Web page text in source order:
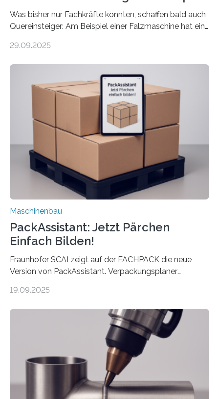
Was bisher nur Fachkräfte konnten, schaffen bald auch
Quereinsteiger: Am Beispiel einer Falzmaschine hat ein
Mensch-Maschine-Schnittstelle so sehr vereinfacht,
Die zugrunde liegende Methodik lässt sich auf alle
anderen Maschinen übertragen. Eine Falzmaschine
umzurüsten ist ein Job für echte Profis. Eine solche
Maschine faltet in Druckereien Broschüren, Prospekte,
Landkarten und vieles mehr – mehrere Zehntausend
Exemplare pro Stunde. Je nach Maschinentyp und
Auftrag kann das Umrüsten…
29.09.2025
Maschinenbau
PackAssistant: Jetzt Pärchen
Einfach Bilden!
Fraunhofer SCAI zeigt auf der FACHPACK die neue
Version von PackAssistant. Verpackungsplaner
Automobil, Maschinenbau und in der Zulieferindustrie.
Teile als eine Einheit verpacken. Die Anordnung kann
der Benutzer vorgeben und erhält so mehr Kontrolle
über die Positionierung der Bauteile. Die ebenfalls neue
Automatisierungsschnittstelle dient dazu, die Software
besser in spezifische Unternehmensprozesse
einzubinden. Sankt Augustin – Zur Messe FACHPACK
vom 23. bis 25. September in Nürnberg…
19.09.2025